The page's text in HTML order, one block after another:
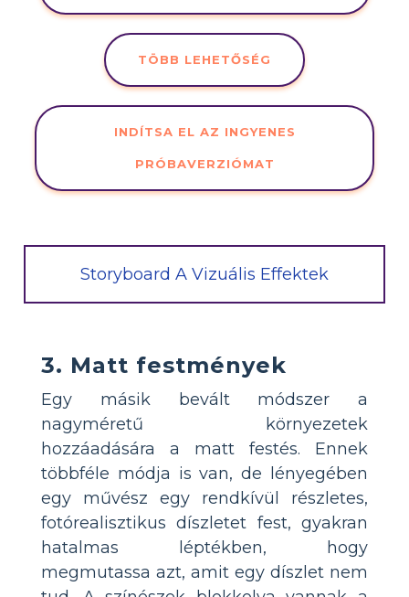
TÖBB LEHETŐSÉG
INDÍTSA EL AZ INGYENES
PRÓBAVERZIÓMAT
Storyboard A Vizuális Effektek
3. Matt festmények
Egy másik bevált módszer a
nagyméretű környezetek
hozzáadására a matt festés. Ennek
többféle módja is van, de lényegében
egy művész egy rendkívül részletes,
fotórealisztikus díszletet fest, gyakran
hatalmas léptékben, hogy
megmutassa azt, amit egy díszlet nem